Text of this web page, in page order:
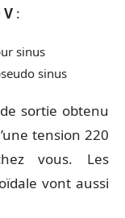
:
sinus
sinus
sortie obtenu
tension 220
vous. Les
vont aussi